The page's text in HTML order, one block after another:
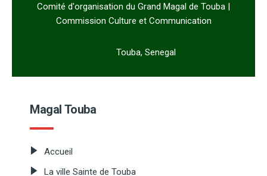
Comité d'organisation du Grand Magal de Touba |
Commission Culture et Communication
Touba, Senegal
Magal Touba
Accueil
La ville Sainte de Touba